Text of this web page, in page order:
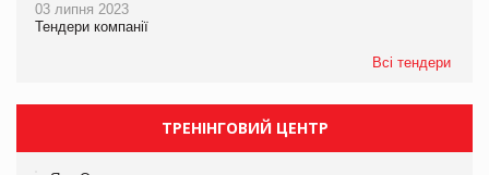
03 липня 2023
Тендери компанії
Всі тендери
ТРЕНІНГОВИЙ ЦЕНТР